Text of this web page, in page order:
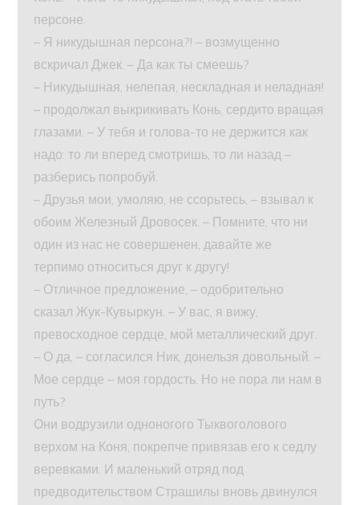
персоне.
– Я никудышная персона?! – возмущенно
вскричал Джек. – Да как ты смеешь?
– Никудышная, нелепая, нескладная и неладная!
– продолжал выкрикивать Конь, сердито вращая
глазами. – У тебя и голова-то не держится как
надо: то ли вперед смотришь, то ли назад –
разберись попробуй.
– Друзья мои, умоляю, не ссорьтесь, – взывал к
обоим Железный Дровосек. – Помните, что ни
один из нас не совершенен, давайте же
терпимо относиться друг к другу!
– Отличное предложение, – одобрительно
сказал Жук-Кувыркун. – У вас, я вижу,
превосходное сердце, мой металлический друг.
– О да, – согласился Ник, донельзя довольный. –
Мое сердце – моя гордость. Но не пора ли нам в
путь?
Они водрузили одноногого Тыквоголового
верхом на Коня, покрепче привязав его к седлу
веревками. И маленький отряд под
предводительством Страшилы вновь двинулся